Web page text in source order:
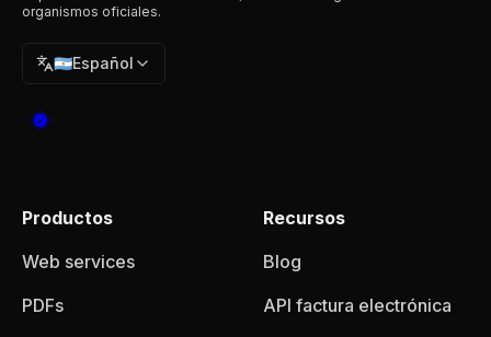
organismos oficiales.
🇦🇷Español
Productos
Web services
PDFs
Recursos
Blog
API factura electrónica